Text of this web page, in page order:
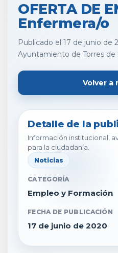
OFERTA DE
Enfermera/o
Publicado el 17 de junio de
Ayuntamiento de Torres de
Volver a
Detalle de la
Información institucional,
para la ciudadanía.
Noticias
CATEGORÍA
Empleo y Formación
FECHA DE PUBLICACIÓN
17 de junio de 2020